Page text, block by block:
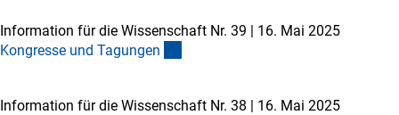
Information für die Wissenschaft Nr. 39 | 16. Mai 2025
Kongresse und Tagungen
Information für die Wissenschaft Nr. 38 | 16. Mai 2025